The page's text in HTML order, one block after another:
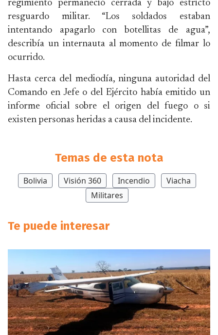
regimiento permaneció cerrada y bajo estricto
resguardo militar. “Los soldados estaban
intentando apagarlo con botellitas de agua”,
describía un internauta al momento de filmar lo
ocurrido.
Hasta cerca del mediodía, ninguna autoridad del
Comando en Jefe o del Ejército había emitido un
informe oficial sobre el origen del fuego o si
existen personas heridas a causa del incidente.
Temas de esta nota
Bolivia Visión 360 Incendio
Viacha
Militares
Te puede interesar